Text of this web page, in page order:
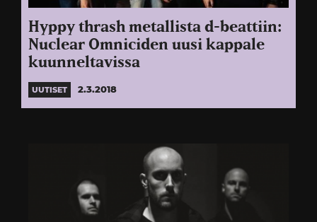
Hyppy thrash metallista d-beattiin:
Nuclear Omniciden uusi kappale
kuunneltavissa
UUTISET 2.3.2018